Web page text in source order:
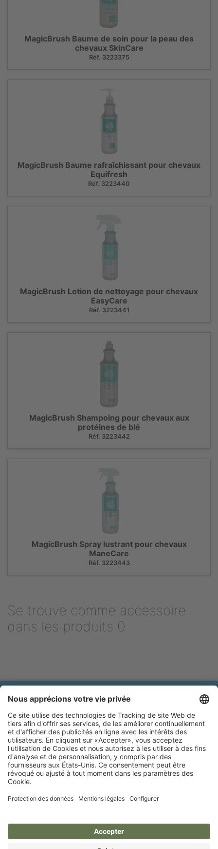
MagicBrush Baume de soin pour la peau des
chevaux SkinCare
Réf. 3223375
MagicBrush Baume rafraîchissant pour chevaux
Equifresh
Réf. 3223440
MagicBrush Lotion de nettoyage pour chevaux
EasyCare
Réf. 3223441
MagicBrush Shampoing pour chevaux aux
protéines de blé
Réf. 3223442
MagicBrush Spray lustrant pour chevaux
ManeCare
Réf. 3223443
Se trouve comme accessoire
dans les produits 0.
Brands of Kerbl
Mentions légales
Catalogues online
Protection des données
Déclaration
d'accessibilité
MAGIC BRUSH®
Felizenzell 9
84428 Buchbach, Germany